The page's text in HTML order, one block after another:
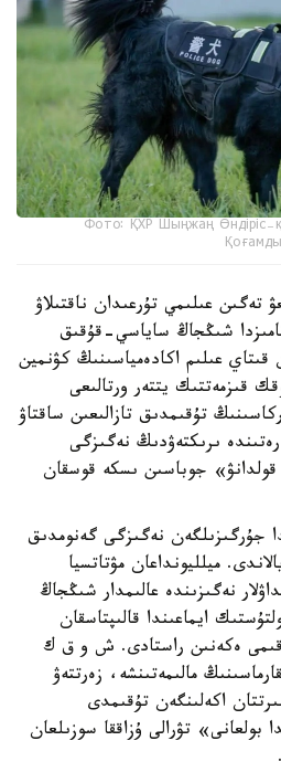
Фото: ҚХР Шыңжаң
عىلىمي تۇرعىدان ناقتىلاۋ
-جىلعى تامىزدا شىڭجاڭ ساياسي-قۇقىق
عىلىم اكادەمياسىنىڭ كۋنمين
قىزمەتتىك يتتەر ورتالىعى
تۇقىمدىق تازالىعىن ساقتاۋ
ىرىكتەۋدىڭ نەگىزگى
قولدانۋ» جوباسىن ىسكە قوسقان
جۇرگىزىلگەن نەگىزگى گەنومدىق
ميلليونداعان مۋتاتسيا
نەگىزىندە عالىمدار شىڭجاڭ
ايماعىندا قالىپتاسقان
ەكەنىن راستادى. ش و ق ك
مالىمەتىنشە، زەرتتەۋ
اكەلىنگەن تۇقىمدى
بولعانى» تۋرالى ۇزاققا سوزىلعان